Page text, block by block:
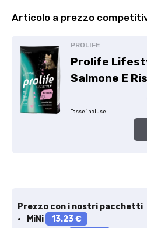
Articolo a prezzo
PROLIFE
Prolife
Salmone E
Tasse incluse
Prezzo con i nostri pacchetti
MiNi
13.23 €